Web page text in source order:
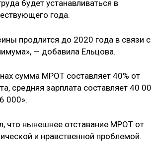
будет устанавливаться в
года.
продлится до 2020 года в связи с
— добавила Ельцова.
сумма МРОТ составляет 40% от
средняя зарплата составляет 40
000».
что нынешнее отставание МРОТ от
и нравственной проблемой.